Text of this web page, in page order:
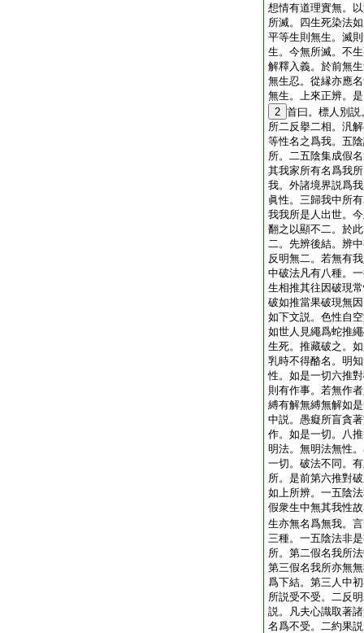
想情有道理實無。
所滅。四生死染法
平等生則無生。滅
生。今無所滅。不
解釋入義。於前無
無生忍。從縁亦應
無生。上來正辨。
2 首曰。標人別
所二反擧二相。汎
等性名之爲我。五
所。二五陰集成假
其我家所有名爲我
我。外諸境界説爲
眞性。三歸我中所
我我所是人出世。
翻之以顯不二。於
二。先辨後結。辨
反明無二。若無有
中破法凡有八種。
生相推其往因破現
破如推當果破現無
如下文説。色性自
如世人見繩爲蛇推
生死。推藏破之。
乳時不得酪名。明
性。如是一切六推
則有作事。若無作
縛有解無縛無解如
中説。愚癡所盲貪
作。如是一切。八
明法。無明法無性
一切。破法不同。
所。是前第六推對
如上所辨。一五陰
假衆生中無其我性
生亦無名爲無我。
三種。一五陰法非
所。第二假名我所
第三假名我所亦無
爲下結。第三人中
所説受不受。二反
説。凡夫心識取著
名爲不受。二約果